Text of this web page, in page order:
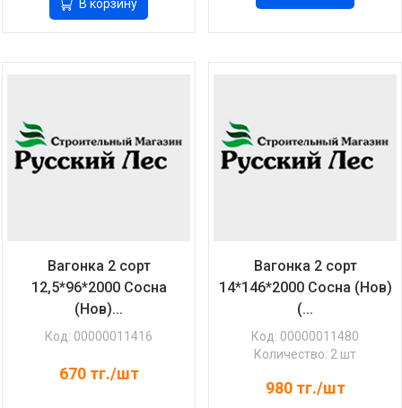
В корзину
Вагонка 2 сорт
12,5*96*2000 Сосна
(Нов)...
Код: 00000011416
670тг./шт
Вагонка 2 сорт
14*146*2000 Сосна (Нов)
(...
Код: 00000011480
Количество: 2 шт
980тг./шт